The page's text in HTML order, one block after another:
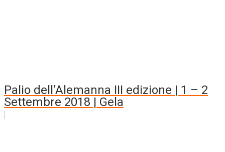
Palio dell’Alemanna III edizione | 1 – 2
Settembre 2018 | Gela